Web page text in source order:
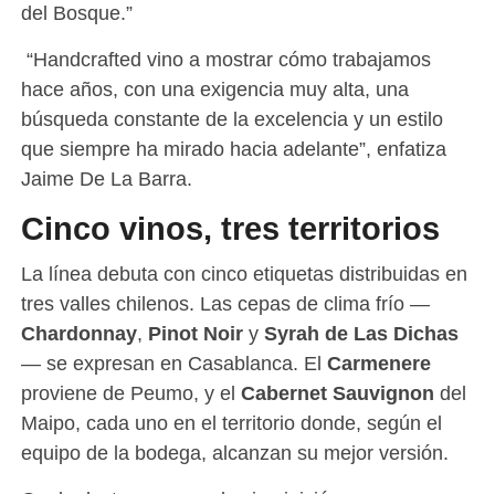
del Bosque.”
“Handcrafted vino a mostrar cómo trabajamos
hace años, con una exigencia muy alta, una
búsqueda constante de la excelencia y un estilo
que siempre ha mirado hacia adelante”, enfatiza
Jaime De La Barra.
Cinco vinos, tres territorios
La línea debuta con cinco etiquetas distribuidas en
tres valles chilenos. Las cepas de clima frío —
Chardonnay, Pinot Noiry Syrah de Las Dichas
— se expresan en Casablanca. El Carmenere
proviene de Peumo, y el Cabernet Sauvignon del
Maipo, cada uno en el territorio donde, según el
equipo de la bodega, alcanzan su mejor versión.